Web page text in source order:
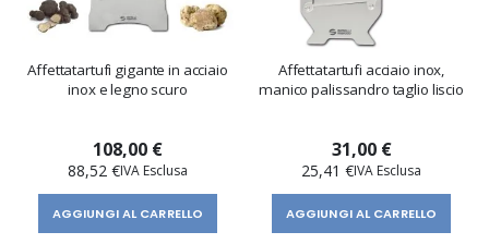
Affettatartufi gigante in acciaio
inox e legno scuro
108,00 €
88,52 €
AGGIUNGI AL CARRELLO
Affettatartufi acciaio inox,
manico palissandro taglio liscio
31,00 €
25,41 €
AGGIUNGI AL CARRELLO